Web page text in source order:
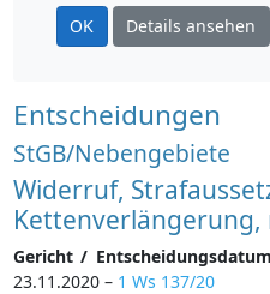
OK Details ansehen
Entscheidungen
StGB/Nebengebiete
Widerruf,
Kettenverlängerung,
Gericht /
23.11.2020 – 1 Ws 137/20